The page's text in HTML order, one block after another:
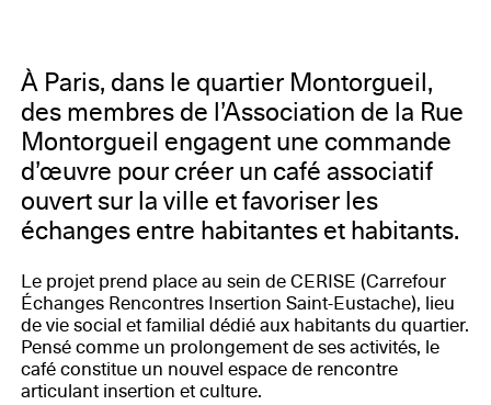
À Paris, dans le quartier Montorgueil,
des membres de l’Association de la Rue
Montorgueil engagent une commande
d’œuvre pour créer un café associatif
ouvert sur la ville et favoriser les
échanges entre habitantes et habitants.
Le projet prend place au sein de CERISE (Carrefour
Échanges Rencontres Insertion Saint-Eustache), lieu
de vie social et familial dédié aux habitants du quartier.
Pensé comme un prolongement de ses activités, le
café constitue un nouvel espace de rencontre
articulant insertion et culture.